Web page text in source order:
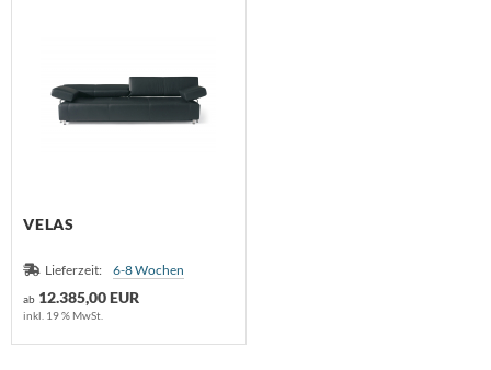
VELAS
Lieferzeit: 6-8 Wochen
ab 12.385,00 EUR
inkl. 19 % MwSt.